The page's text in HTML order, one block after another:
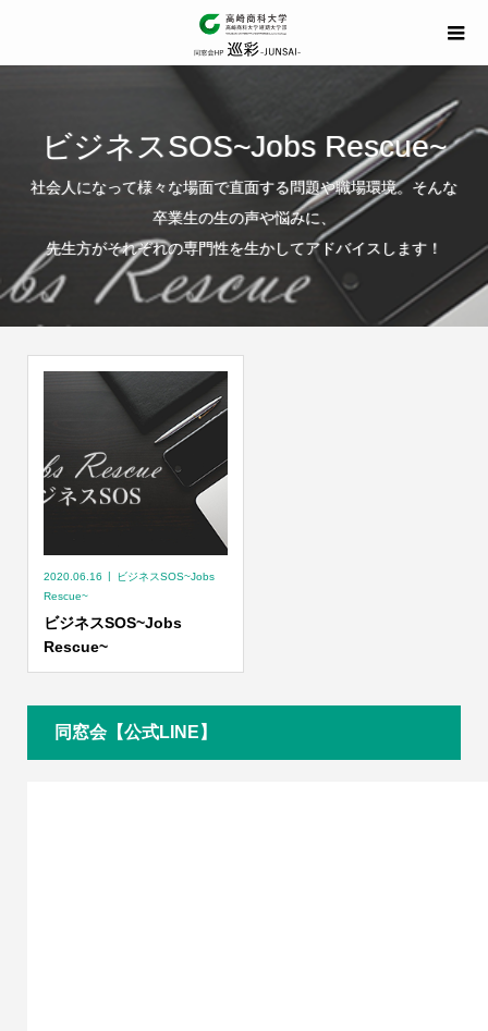
ビジネスSOS~Jobs Rescue~
社会人になって様々な場面で直面する問題や職場環境。そんな
卒業生の生の声や悩みに、
先生方がそれぞれの専門性を生かしてアドバイスします！
2020.06.16
ビジネスSOS~Jobs
Rescue~
ビジネスSOS~Jobs
Rescue~
同窓会【公式LINE】